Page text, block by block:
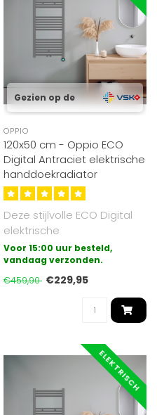
Gezien op de
OPPIO
120x50 cm - Oppio ECO
Digital Antraciet elektrische
handdoekradiator
Deze stijlvolle ECO Digital
elektrische
handdoekradiator
Antraciet van Oppio, is..
Voor 15:00 uur besteld,
vandaag verzonden.
€459,90 €229,95
ELEKTRISCH